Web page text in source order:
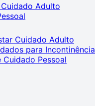
Cuidado Adulto
Cuidado Adulto
para Incontinência
Cuidado Pessoal